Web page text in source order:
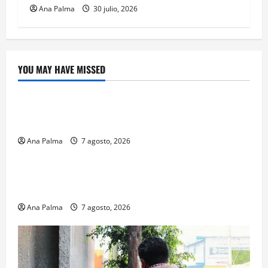
Ana Palma 30 julio, 2026
YOU MAY HAVE MISSED
Crítica de Cine
Ana Palma 7 agosto, 2026
Educación
Ana Palma 7 agosto, 2026